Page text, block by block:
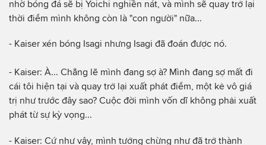
nhờ bóng đá sẽ bị Yoichi nghiền nát, và mình sẽ quay trở lại
thời điểm mình không còn là "con người" nữa...
- Kaiser xén bóng Isagi nhưng Isagi đã đoán được nó.
- Kaiser: À... Chẳng lẽ mình đang sợ à? Mình đang sợ mất đi
cái tôi hiện tại và quay trở lại xuất phát điểm, một kẻ vô giá
trị như trước đây sao? Cuộc đời mình vốn dĩ không phải xuất
phát từ sự kỳ vọng...
- Kaiser: Cứ như vậy, mình tưởng chừng như đã trở thành